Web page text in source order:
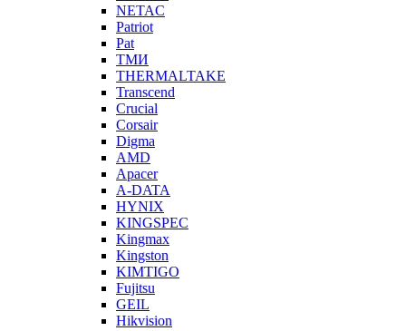
NETAC
Patriot
Pat
ТМИ
THERMALTAKE
Transcend
Crucial
Corsair
Digma
AMD
Apacer
A-DATA
HYNIX
KINGSPEC
Kingmax
Kingston
KIMTIGO
Fujitsu
GEIL
Hikvision